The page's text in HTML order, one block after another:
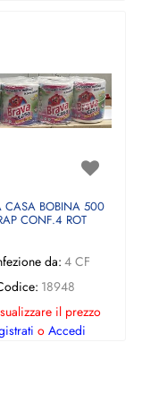
CASA BOBINA 500
CONF.4 ROT
da:4 CF
18948
il prezzo
o Accedi